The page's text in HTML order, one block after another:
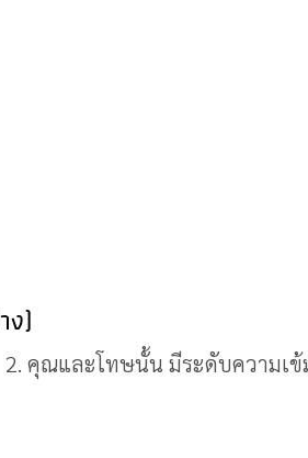
ง)
คุณและโทษนั้น มีระดับความเ